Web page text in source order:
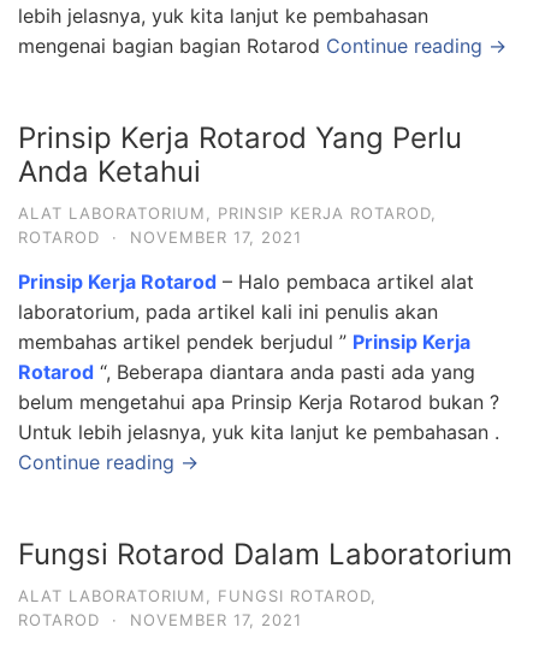
lebih jelasnya, yuk kita lanjut ke pembahasan
mengenai bagian bagian Rotarod Continue reading →
Prinsip Kerja Rotarod Yang Perlu
Anda Ketahui
ALAT LABORATORIUM PRINSIP KERJA ROTAROD
ROTAROD
· NOVEMBER 17, 2021
Prinsip Kerja Rotarod – Halo pembaca artikel alat
laboratorium, pada artikel kali ini penulis akan
membahas artikel pendek berjudul ” Prinsip Kerja
Rotarod “, Beberapa diantara anda pasti ada yang
belum mengetahui apa Prinsip Kerja Rotarod bukan ?
Untuk lebih jelasnya, yuk kita lanjut ke pembahasan .
Continue reading →
Fungsi Rotarod Dalam Laboratorium
ALAT LABORATORIUM FUNGSI ROTAROD
ROTAROD
· NOVEMBER 17, 2021